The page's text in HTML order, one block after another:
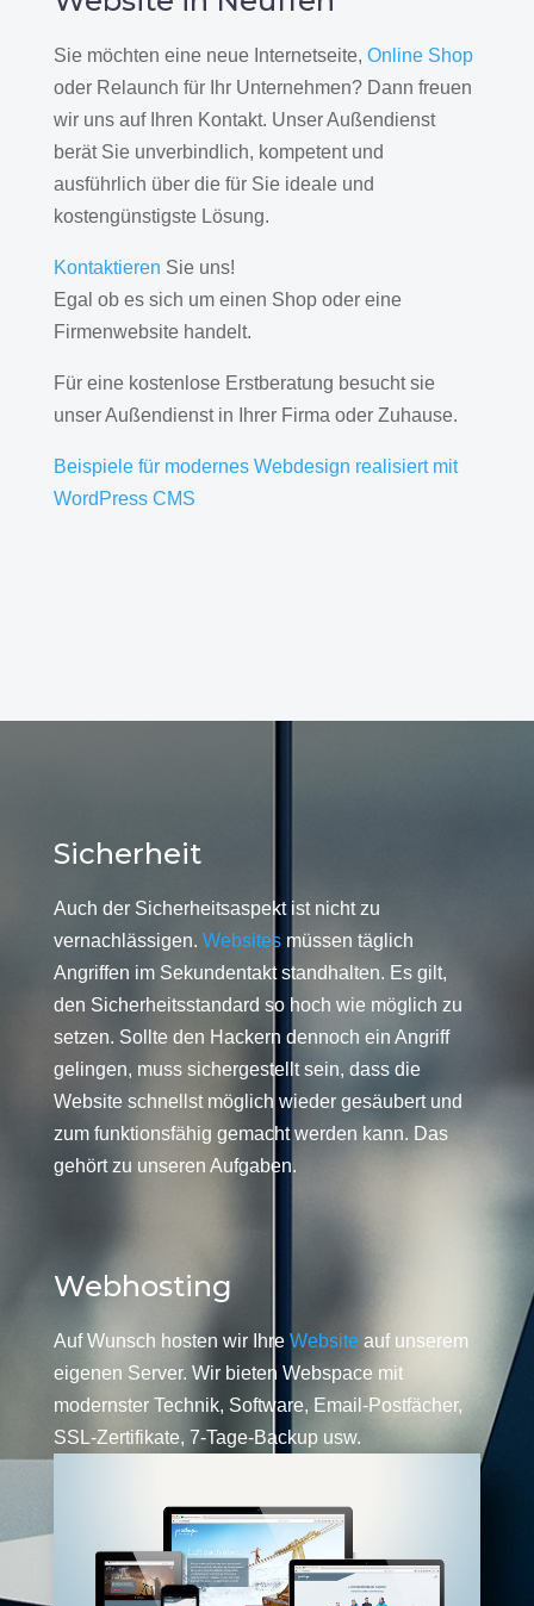
Sie möchten eine neue Internetseite, Online Shop
oder Relaunch für Ihr Unternehmen? Dann freuen
wir uns auf Ihren Kontakt. Unser Außendienst
berät Sie unverbindlich, kompetent und
ausführlich über die für Sie ideale und
kostengünstigste Lösung.
Kontaktieren Sie uns!
Egal ob es sich um einen Shop oder eine
Firmenwebsite handelt.
Für eine kostenlose Erstberatung besucht sie
unser Außendienst in Ihrer Firma oder Zuhause.
Beispiele für modernes Webdesign realisiert mit
WordPress CMS
Sicherheit
Auch der Sicherheitsaspekt ist nicht zu
vernachlässigen. Websitesmüssen täglich
Angriffen im Sekundentakt standhalten. Es gilt,
den Sicherheitsstandard so hoch wie möglich zu
setzen. Sollte den Hackern dennoch ein Angriff
gelingen, muss sichergestellt sein, dass die
Website schnellst möglich wieder gesäubert und
zum funktionsfähig gemacht werden kann. Das
gehört zu unseren Aufgaben.
Webhosting
Auf Wunsch hosten wir Ihre Website auf unserem
eigenen Server. Wir bieten Webspace mit
modernster Technik, Software, Email-Postfächer,
SSL-Zertifikate, 7-Tage-Backup usw.